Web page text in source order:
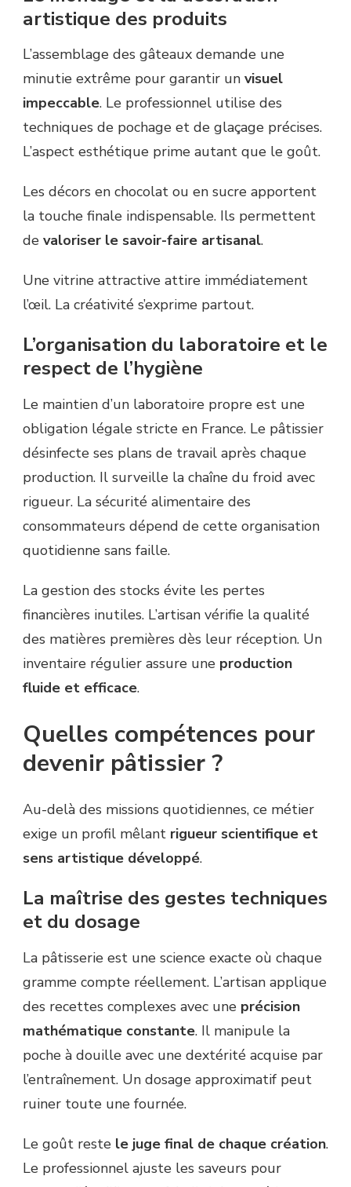
artistique des produits
L’assemblage des gâteaux demande une
minutie extrême pour garantir un visuel
impeccable. Le professionnel utilise des
techniques de pochage et de glaçage précises.
L’aspect esthétique prime autant que le goût.
Les décors en chocolat ou en sucre apportent
la touche finale indispensable. Ils permettent
de valoriser le savoir-faire artisanal.
Une vitrine attractive attire immédiatement
l’œil. La créativité s’exprime partout.
L’organisation du laboratoire et le
respect de l’hygiène
Le maintien d’un laboratoire propre est une
obligation légale stricte en France. Le pâtissier
désinfecte ses plans de travail après chaque
production. Il surveille la chaîne du froid avec
rigueur. La sécurité alimentaire des
consommateurs dépend de cette organisation
quotidienne sans faille.
La gestion des stocks évite les pertes
financières inutiles. L’artisan vérifie la qualité
des matières premières dès leur réception. Un
inventaire régulier assure une production
fluide et efficace.
Quelles compétences pour
devenir pâtissier ?
Au-delà des missions quotidiennes, ce métier
exige un profil mêlant rigueur scientifique et
sens artistique développé.
La maîtrise des gestes techniques
et du dosage
La pâtisserie est une science exacte où chaque
gramme compte réellement. L’artisan applique
des recettes complexes avec une précision
mathématique constante. Il manipule la
poche à douille avec une dextérité acquise par
l’entraînement. Un dosage approximatif peut
ruiner toute une fournée.
Le goût reste le juge final de chaque création.
Le professionnel ajuste les saveurs pour